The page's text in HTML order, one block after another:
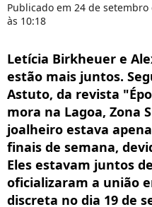
Publicado em 24 de setembro
às 10:18
Letícia Birkheuer e
estão mais juntos.
Astuto, da revista
mora na Lagoa, Zona
joalheiro estava
finais de semana,
Eles estavam juntos
oficializaram a união
discreta no dia 19 de